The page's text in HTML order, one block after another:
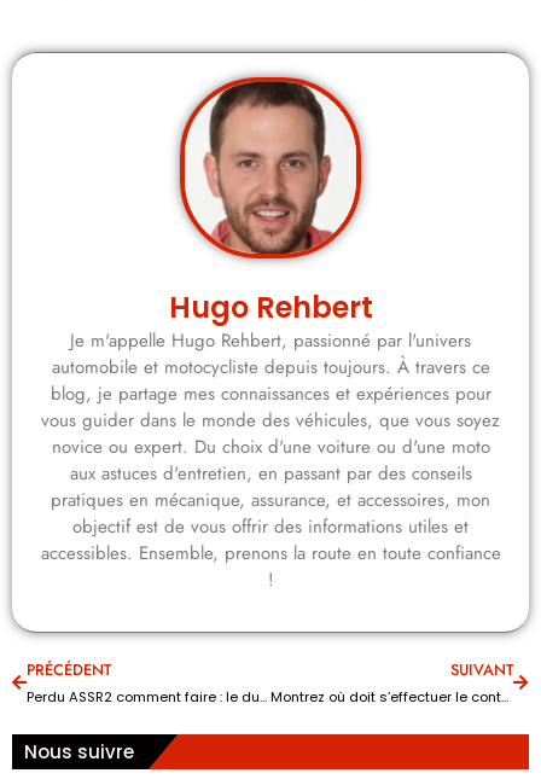
Hugo Rehbert
Je m'appelle Hugo Rehbert, passionné par l'univers
automobile et motocycliste depuis toujours. À travers ce
blog, je partage mes connaissances et expériences pour
vous guider dans le monde des véhicules, que vous soyez
novice ou expert. Du choix d'une voiture ou d'une moto
aux astuces d'entretien, en passant par des conseils
pratiques en mécanique, assurance, et accessoires, mon
objectif est de vous offrir des informations utiles et
accessibles. Ensemble, prenons la route en toute confiance
!
PRÉCÉDENT
Perdu ASSR2 comment faire : le duplicata et les démarches à suivre ?
SUIVANT
Montrez où doit s’effectuer le contrôle du niveau d’huile moteur ?
Nous suivre